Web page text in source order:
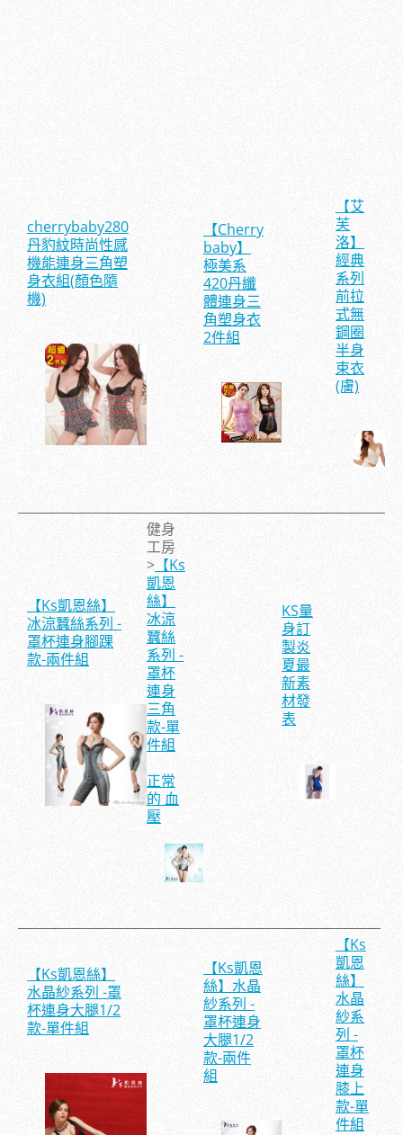
cherrybaby280
丹豹紋時尚性感
機能連身三角塑
身衣組(顏色隨
機)
【Cherry
baby】
極美系
420丹纖
體連身三
角塑身衣
2件組
【艾
芙
洛】
經典
系列
前拉
式無
鋼圈
半身
束衣
(膚)
【Ks凱恩絲】
冰涼蠶絲系列 -
罩杯連身腳踝
款-兩件組
健身
工房
> 【Ks
凱恩
絲】
冰涼
蠶絲
系列 -
罩杯
連身
三角
款-單
件組
正常
的 血
壓
KS量
身訂
製炎
夏最
新素
材發
表
【Ks凱恩絲】
水晶紗系列 -罩
杯連身大腿1/2
款-單件組
【Ks凱恩
絲】水晶
紗系列 -
罩杯連身
大腿1/2
款-兩件
組
【Ks
凱恩
絲】
水晶
紗系
列 -
罩杯
連身
膝上
款-單
件組